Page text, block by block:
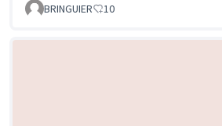
BRINGUIER 10